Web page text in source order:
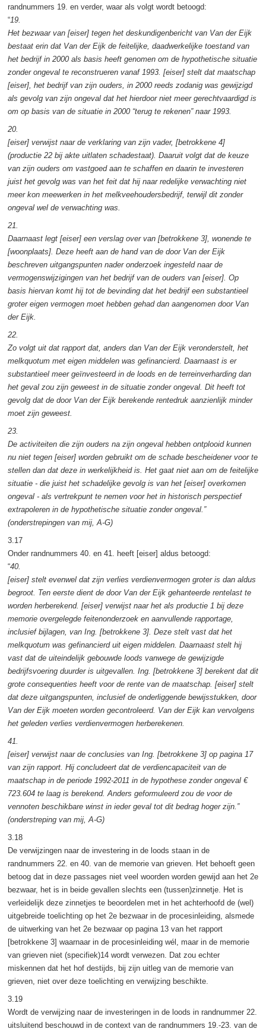
randnummers 19. en verder, waar als volgt wordt betoogd:
“19.
Het bezwaar van [eiser] tegen het deskundigenbericht van Van der Eijk
bestaat erin dat Van der Eijk de feitelijke, daadwerkelijke toestand van
het bedrijf in 2000 als basis heeft genomen om de hypothetische situatie
zonder ongeval te reconstrueren vanaf 1993. [eiser] stelt dat maatschap
[eiser], het bedrijf van zijn ouders, in 2000 reeds zodanig was gewijzigd
als gevolg van zijn ongeval dat het hierdoor niet meer gerechtvaardigd is
om op basis van de situatie in 2000 “terug te rekenen” naar 1993.
20.
[eiser] verwijst naar de verklaring van zijn vader, [betrokkene 4]
(productie 22 bij akte uitlaten schadestaat). Daaruit volgt dat de keuze
van zijn ouders om vastgoed aan te schaffen en daarin te investeren
juist het gevolg was van het feit dat hij naar redelijke verwachting niet
meer kon meewerken in het melkveehoudersbedrijf, terwijl dit zonder
ongeval wel de verwachting was.
21.
Daarnaast legt [eiser] een verslag over van [betrokkene 3], wonende te
[woonplaats]. Deze heeft aan de hand van de door Van der Eijk
beschreven uitgangspunten nader onderzoek ingesteld naar de
vermogenswijzigingen van het bedrijf van de ouders van [eiser]. Op
basis hiervan komt hij tot de bevinding dat het bedrijf een substantieel
groter eigen vermogen moet hebben gehad dan aangenomen door Van
der Eijk.
22.
Zo volgt uit dat rapport dat, anders dan Van der Eijk veronderstelt, het
melkquotum met eigen middelen was gefinancierd. Daarnaast is er
substantieel meer geïnvesteerd in de loods en de terreinverharding dan
het geval zou zijn geweest in de situatie zonder ongeval. Dit heeft tot
gevolg dat de door Van der Eijk berekende rentedruk aanzienlijk minder
moet zijn geweest.
23.
De activiteiten die zijn ouders na zijn ongeval hebben ontplooid kunnen
nu niet tegen [eiser] worden gebruikt om de schade bescheidener voor te
stellen dan dat deze in werkelijkheid is. Het gaat niet aan om de feitelijke
situatie - die juist het schadelijke gevolg is van het [eiser] overkomen
ongeval - als vertrekpunt te nemen voor het in historisch perspectief
extrapoleren in de hypothetische situatie zonder ongeval.”
(onderstrepingen van mij, A-G)
3.17
Onder randnummers 40. en 41. heeft [eiser] aldus betoogd:
“40.
[eiser] stelt evenwel dat zijn verlies verdienvermogen groter is dan aldus
begroot. Ten eerste dient de door Van der Eijk gehanteerde rentelast te
worden herberekend. [eiser] verwijst naar het als productie 1 bij deze
memorie overgelegde feitenonderzoek en aanvullende rapportage,
inclusief bijlagen, van Ing. [betrokkene 3]. Deze stelt vast dat het
melkquotum was gefinancierd uit eigen middelen. Daarnaast stelt hij
vast dat de uiteindelijk gebouwde loods vanwege de gewijzigde
bedrijfsvoering duurder is uitgevallen. Ing. [betrokkene 3] berekent dat dit
grote consequenties heeft voor de rente van de maatschap. [eiser] stelt
dat deze uitgangspunten, inclusief de onderliggende bewijsstukken, door
Van der Eijk moeten worden gecontroleerd. Van der Eijk kan vervolgens
het geleden verlies verdienvermogen herberekenen.
41.
[eiser] verwijst naar de conclusies van Ing. [betrokkene 3] op pagina 17
van zijn rapport. Hij concludeert dat de verdiencapaciteit van de
maatschap in de periode 1992-2011 in de hypothese zonder ongeval €
723.604 te laag is berekend. Anders geformuleerd zou de voor de
vennoten beschikbare winst in ieder geval tot dit bedrag hoger zijn.”
(onderstreping van mij, A-G)
3.18
De verwijzingen naar de investering in de loods staan in de
randnummers 22. en 40. van de memorie van grieven. Het behoeft geen
betoog dat in deze passages niet veel woorden worden gewijd aan het 2e
bezwaar, het is in beide gevallen slechts een (tussen)zinnetje. Het is
verleidelijk deze zinnetjes te beoordelen met in het achterhoofd de (wel)
uitgebreide toelichting op het 2e bezwaar in de procesinleiding, alsmede
de uitwerking van het 2e bezwaar op pagina 13 van het rapport
[betrokkene 3] waarnaar in de procesinleiding wél, maar in de memorie
van grieven niet (specifiek)14 wordt verwezen. Dat zou echter
miskennen dat het hof destijds, bij zijn uitleg van de memorie van
grieven, niet over deze toelichting en verwijzing beschikte.
3.19
Wordt de verwijzing naar de investeringen in de loods in randnummer 22.
uitsluitend beschouwd in de context van de randnummers 19.-23. van de